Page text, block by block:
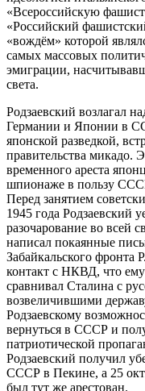
«Всероссийскую
«Российский
«вождём» которой
самых массовых
эмиграции,
света.
Родзаевский возлагал
Германии и Японии в
японской разведкой,
правительства микадо.
временного ареста
шпионаже в пользу
Перед занятием
1945 года Родзаевский
разочарование во всей
написал покаянные
Забайкальского фронта
контакт с НКВД, что ему
сравнивал Сталина с
возвеличившими
Родзаевскому
вернуться в СССР и
патриотической
Родзаевский получил
СССР в Пекине, а 25
был тут же арестован.